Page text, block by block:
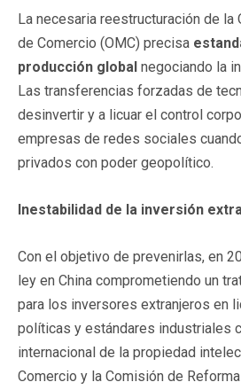
La necesaria reestructuración de la
de Comercio (OMC) precisa
producción global negociando la
Las transferencias forzadas de
desinvertir y a licuar el control
empresas de redes sociales
privados con poder geopolítico.
Inestabilidad de la inversión
Con el objetivo de prevenirlas, en
ley en China comprometiendo un
para los inversores extranjeros en
políticas y estándares industriales
internacional de la propiedad
Comercio y la Comisión de